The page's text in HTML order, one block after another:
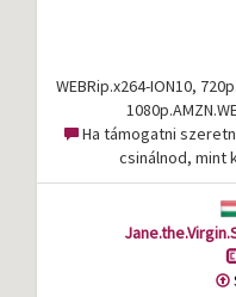
WEBRip.x264-ION10,
Ha támogatni
csinálnod, mint